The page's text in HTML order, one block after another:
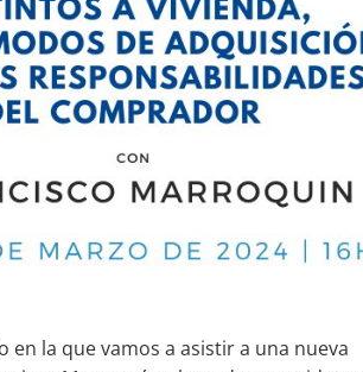
la que vamos a asistir a una nueva